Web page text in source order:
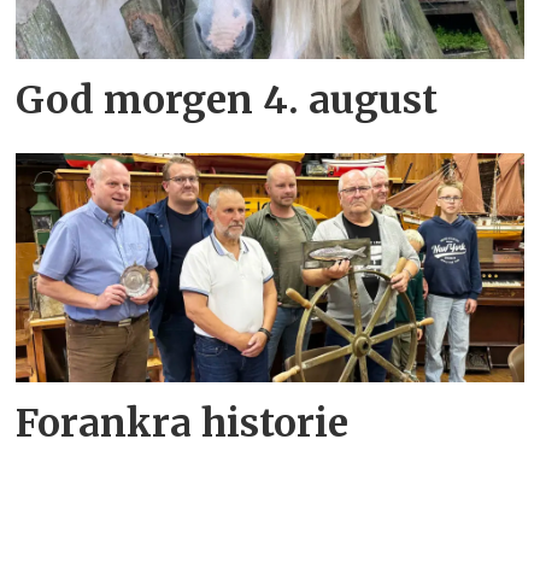
God morgen 4. august
Forankra historie